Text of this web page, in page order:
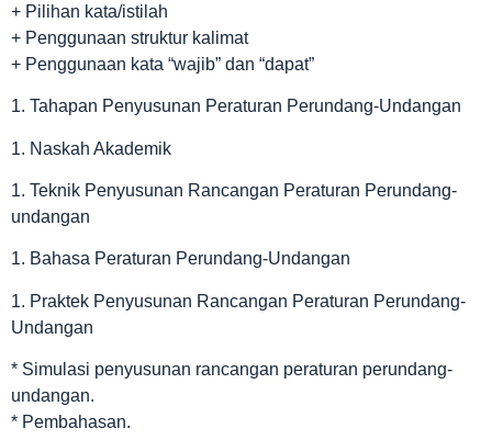
+ Pilihan kata/istilah
+ Penggunaan struktur kalimat
+ Penggunaan kata “wajib” dan “dapat”
1. Tahapan Penyusunan Peraturan Perundang-Undangan
1. Naskah Akademik
1. Teknik Penyusunan Rancangan Peraturan Perundang-
undangan
1. Bahasa Peraturan Perundang-Undangan
1. Praktek Penyusunan Rancangan Peraturan Perundang-
Undangan
* Simulasi penyusunan rancangan peraturan perundang-
undangan.
* Pembahasan.